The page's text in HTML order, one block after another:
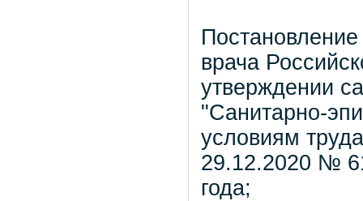
Постановление
врача
утверждении
"Санитарно-
условиям
29.12.2020 №
года;